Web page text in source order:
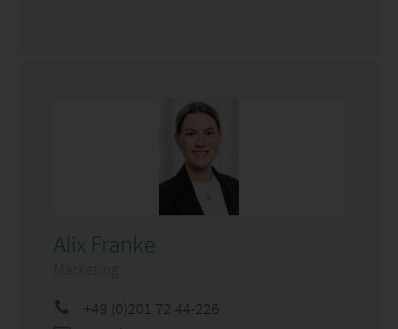
Alix Franke
+49 (0)201 72 44-226